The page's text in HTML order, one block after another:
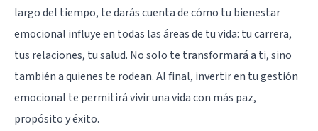
largo del tiempo, te darás cuenta de cómo tu bienestar
emocional influye en todas las áreas de tu vida: tu carrera,
tus relaciones, tu salud. No solo te transformará a ti, sino
también a quienes te rodean. Al final, invertir en tu gestión
emocional te permitirá vivir una vida con más paz,
propósito y éxito.